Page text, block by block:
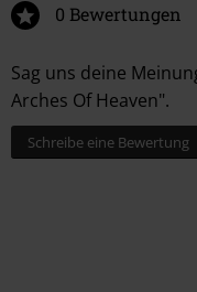
0 Bewertungen
Sag uns deine
Arches Of Heaven".
Schreibe eine Bewertung